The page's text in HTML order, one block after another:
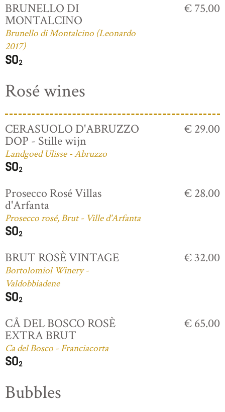
BRUNELLO DI
MONTALCINO
Brunello di Montalcino (Leonardo
2017)
€ 75.00
Rosé wines
CERASUOLO D'ABRUZZO
DOP - Stille wijn
Landgoed Ulisse - Abruzzo
€ 29.00
Prosecco Rosé Villas
d'Arfanta
Prosecco rosé, Brut - Ville d'Arfanta
€ 28.00
BRUT ROSÈ VINTAGE
Bortolomiol Winery -
Valdobbiadene
€ 32.00
CÅ DEL BOSCO ROSÈ
EXTRA BRUT
Ca del Bosco - Franciacorta
€ 65.00
Bubbles